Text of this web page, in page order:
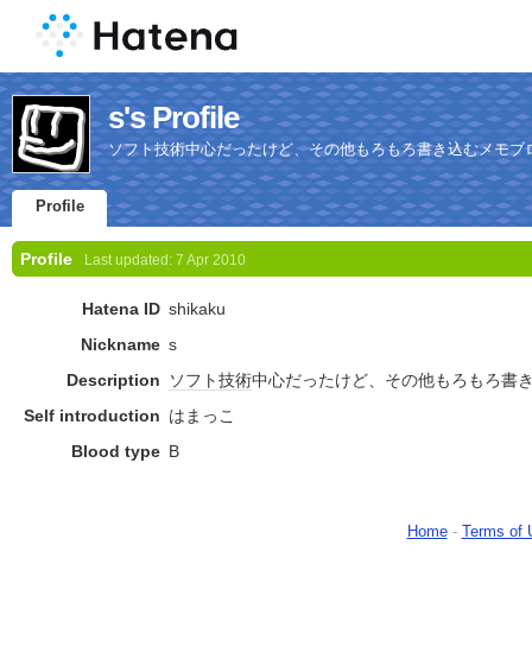
s's Profile
ソフト技術中心だったけど、その他もろもろ書き込むメモブ
Profile
Profile Last updated: 7 Apr 2010
Hatena ID shikaku
Nickname s
Description
ソフト技術中心だったけど、その他もろもろ書
Self introduction はまっこ
Blood type B
Home- Terms of